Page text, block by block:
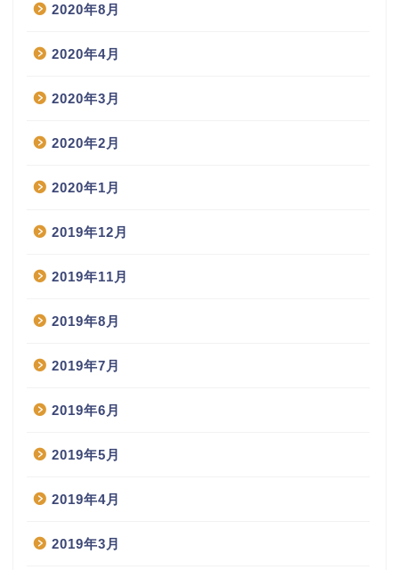
2020年8月
2020年4月
2020年3月
2020年2月
2020年1月
2019年12月
2019年11月
2019年8月
2019年7月
2019年6月
2019年5月
2019年4月
2019年3月